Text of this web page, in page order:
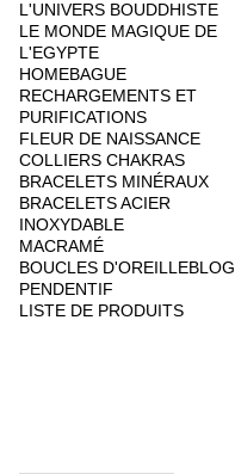
L'UNIVERS BOUDDHISTE
LE MONDE MAGIQUE DE
L'EGYPTE
HOMEBAGUE
RECHARGEMENTS ET
PURIFICATIONS
FLEUR DE NAISSANCE
COLLIERS CHAKRAS
BRACELETS MINÉRAUX
BRACELETS ACIER
INOXYDABLE
MACRAMÉ
BOUCLES D'OREILLEBLOG
PENDENTIF
LISTE DE PRODUITS